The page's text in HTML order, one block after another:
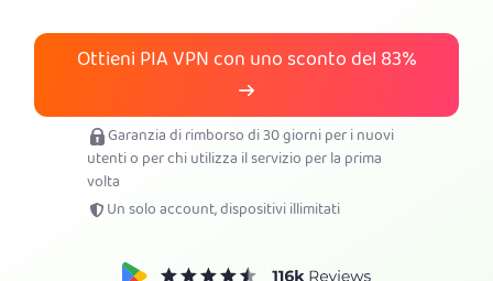
Ottieni PIA VPN con uno sconto del83%
Garanzia di rimborso di 30 giorni per i nuovi
utenti o per chi utilizza il servizio per la prima
volta
Un solo account, dispositivi illimitati